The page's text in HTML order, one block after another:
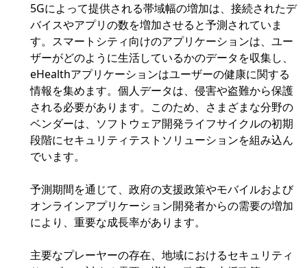
5Gによって提供される帯域幅の増加は、接続されたデ
バイスやアプリの数を増加させると予測されていま
す。スマートシティ向けのアプリケーションは、ユー
ザーがどのように生活しているかのデータを収集し、
eHealthアプリケーションはユーザーの健康に関する
情報を集めます。個人データは、侵害や盗難から保護
される必要があります。このため、さまざまな分野の
ベンダーは、ソフトウェア開発ライフサイクルの初期
段階にセキュリティテストソリューションを組み込ん
でいます。
予測期間を通じて、政府の支援政策やモバイルおよび
オンラインアプリケーション開発者からの需要の増加
により、重要な成長率があります。
主要なプレーヤーの存在、地域におけるセキュリティ